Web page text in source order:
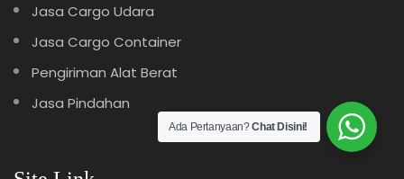
Jasa Cargo Udara
Jasa Cargo Container
Pengiriman Alat Berat
Jasa Pindahan
Ada Pertanyaan?Chat Disini!